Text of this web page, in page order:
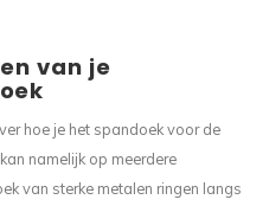
van je
hoe je het spandoek voor de
namelijk op meerdere
van sterke metalen ringen langs